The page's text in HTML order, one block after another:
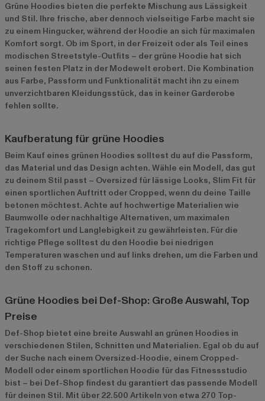
Grüne Hoodies bieten die perfekte Mischung aus Lässigkeit
und Stil. Ihre frische, aber dennoch vielseitige Farbe macht sie
zu einem Hingucker, während der Hoodie an sich für maximalen
Komfort sorgt. Ob im Sport, in der Freizeit oder als Teil eines
modischen Streetstyle-Outfits – der grüne Hoodie hat sich
seinen festen Platz in der Modewelt erobert. Die Kombination
aus Farbe, Passform und Funktionalität macht ihn zu einem
unverzichtbaren Kleidungsstück, das in keiner Garderobe
fehlen sollte.
Kaufberatung für grüne Hoodies
Beim Kauf eines grünen Hoodies solltest du auf die Passform,
das Material und das Design achten. Wähle ein Modell, das gut
zu deinem Stil passt – Oversized für lässige Looks, Slim Fit für
einen sportlichen Auftritt oder Cropped, wenn du deine Taille
betonen möchtest. Achte auf hochwertige Materialien wie
Baumwolle oder nachhaltige Alternativen, um maximalen
Tragekomfort und Langlebigkeit zu gewährleisten. Für die
richtige Pflege solltest du den Hoodie bei niedrigen
Temperaturen waschen und auf links drehen, um die Farben und
den Stoff zu schonen.
Grüne Hoodies bei Def-Shop: Große Auswahl, Top
Preise
Def-Shop bietet eine breite Auswahl an grünen Hoodies in
verschiedenen Stilen, Schnitten und Materialien. Egal ob du auf
der Suche nach einem Oversized-Hoodie, einem Cropped-
Modell oder einem sportlichen Hoodie für das Fitnessstudio
bist – bei Def-Shop findest du garantiert das passende Modell
für deinen Stil. Mit über 22.500 Artikeln von etwa 270 Top-